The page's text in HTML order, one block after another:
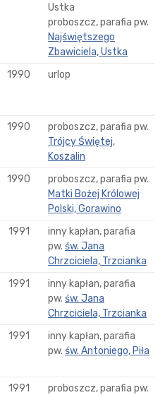
Ustka
proboszcz, parafia pw.
Najświętszego
Zbawiciela, Ustka
1990 urlop
1990
proboszcz, parafia pw.
Trójcy Świętej,
Koszalin
1990
proboszcz, parafia pw.
Matki Bożej Królowej
Polski, Gorawino
1991
inny kapłan, parafia
pw. św. Jana
Chrzciciela, Trzcianka
1991
inny kapłan, parafia
pw. św. Jana
Chrzciciela, Trzcianka
1991
inny kapłan, parafia
pw. św. Antoniego, Piła
1991
proboszcz, parafia pw.